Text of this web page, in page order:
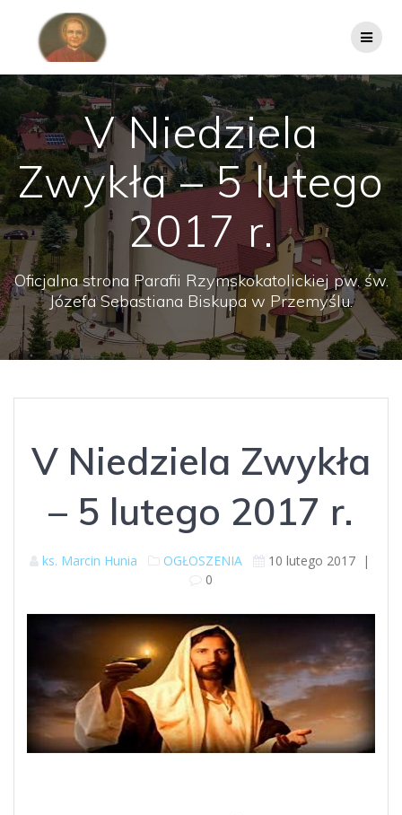
V Niedziela
Zwykła – 5 lutego
2017 r.
Oficjalna strona Parafii Rzymskokatolickiej pw. św.
Józefa Sebastiana Biskupa w Przemyślu.
V Niedziela Zwykła
– 5 lutego 2017 r.
ks. Marcin Hunia OGŁOSZENIA 10 lutego 2017|
0